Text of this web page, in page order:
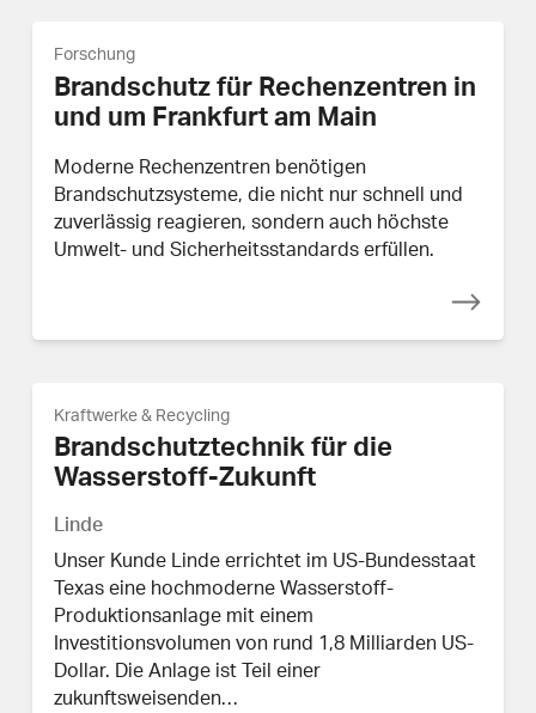
Forschung
Brandschutz für Rechenzentren in
und um Frankfurt am Main
Moderne Rechenzentren benötigen
Brandschutzsysteme, die nicht nur schnell und
zuverlässig reagieren, sondern auch höchste
Umwelt- und Sicherheitsstandards erfüllen.
Kraftwerke & Recycling
Brandschutztechnik für die
Wasserstoff-Zukunft
Linde
Unser Kunde Linde errichtet im US-Bundesstaat
Texas eine hochmoderne Wasserstoff-
Produktionsanlage mit einem
Investitionsvolumen von rund 1,8 Milliarden US-
Dollar. Die Anlage ist Teil einer
zukunftsweisenden…